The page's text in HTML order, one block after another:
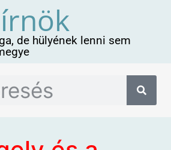
de hülyének lenni sem